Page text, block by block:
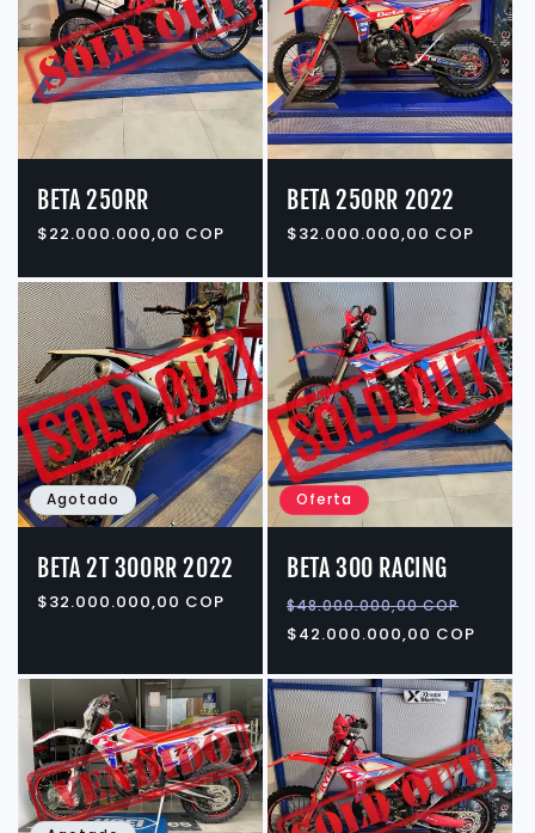
BETA 250RR
Precio
$22.000.000,00 COP
BETA 250RR 2022
Precio
$32.000.000,00 COP
Agotado
BETA 2T 300RR 2022
Precio
$32.000.000,00 COP
Oferta
BETA 300 RACING
Precio
habitual
$48.000.000,00 COP
de
$42.000.000,00 COP